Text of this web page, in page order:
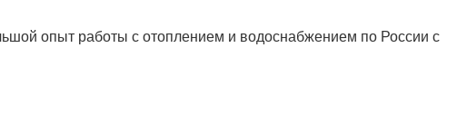
опыт работы с отоплением и водоснабжением по России с